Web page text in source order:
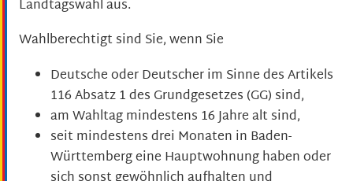
Landtagswahl aus.
Wahlberechtigt sind Sie, wenn Sie
Deutsche oder Deutscher im Sinne des Artikels
116 Absatz 1 des Grundgesetzes (GG) sind,
am Wahltag mindestens 16 Jahre alt sind,
seit mindestens drei Monaten in Baden-
Württemberg eine Hauptwohnung haben oder